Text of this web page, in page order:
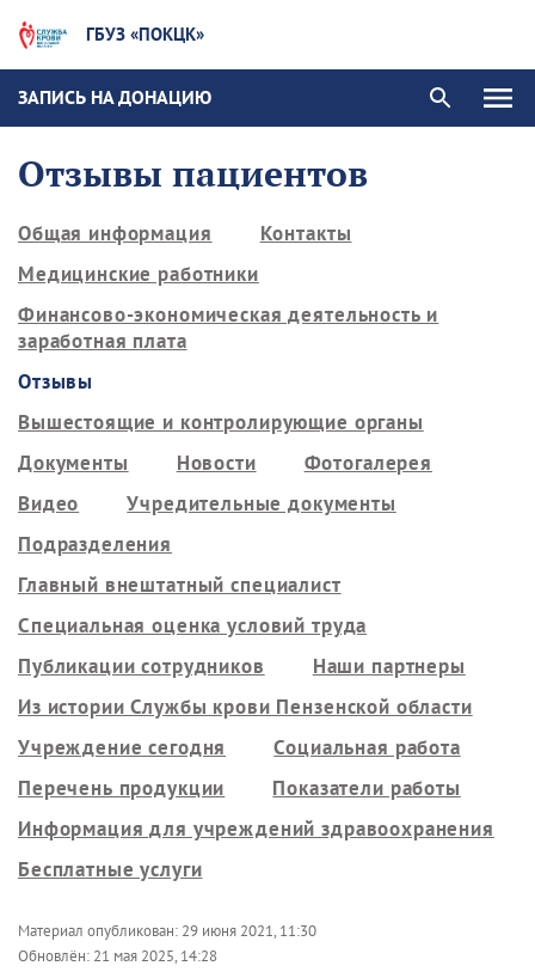
ГБУЗ «ПОКЦК»
ЗАПИСЬ НА ДОНАЦИЮ
Отзывы пациентов
Общая информация
Контакты
Медицинские работники
Финансово-экономическая деятельность и
заработная плата
Отзывы
Вышестоящие и контролирующие органы
Документы
Новости
Фотогалерея
Видео
Учредительные документы
Подразделения
Главный внештатный специалист
Специальная оценка условий труда
Публикации сотрудников
Наши партнеры
Из истории Службы крови Пензенской области
Учреждение сегодня
Социальная работа
Перечень продукции
Показатели работы
Информация для учреждений здравоохранения
Бесплатные услуги
Материал опубликован: 29 июня 2021, 11:30
Обновлён: 21 мая 2025, 14:28